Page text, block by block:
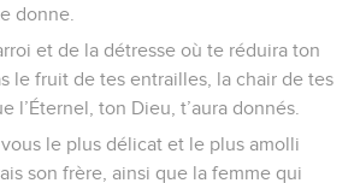
donne.
et de la détresse où te réduira ton
le fruit de tes entrailles, la chair de tes
l’Éternel, ton Dieu, t’aura donnés.
vous le plus délicat et le plus amolli
son frère, ainsi que la femme qui